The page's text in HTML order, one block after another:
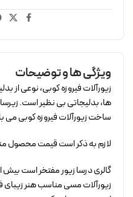
ویژگی ها و توضیحات
زیورآلات فیروزه کوبی، نوعی از
ها، بدلیجاتی بی نظیر است.
ساخت زیورآلات فیروزه کوبی می
لازم به ذکر است قیمت محصول
زیورآلات مسی مناسب هنر زیبای